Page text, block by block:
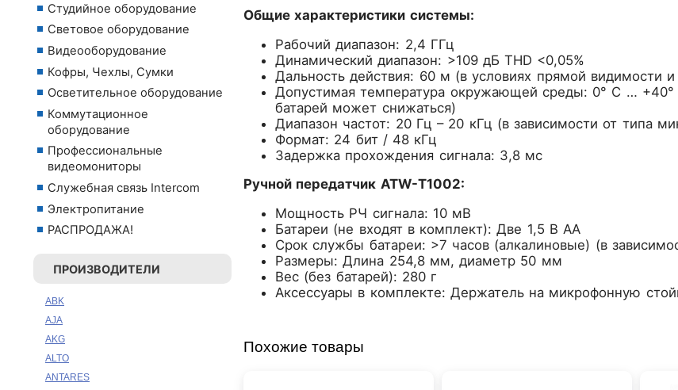
Студийное оборудование
Световое оборудование
Видеооборудование
Кофры, Чехлы, Сумки
Осветительное оборудование
Коммутационное
оборудование
Профессиональные
видеомониторы
Служебная связь Intercom
Электропитание
РАСПРОДАЖА!
ПРОИЗВОДИТЕЛИ
ABK
AJA
AKG
ALTO
ANTARES
Общие характеристики системы:
Рабочий диапазон: 2,4 ГГц
Динамический диапазон: >109 дБ THD <0,05%
Дальность действия: 60 м (в условиях прямой видимости и
Допустимая температура окружающей среды: 0° C … +40°
батарей может снижаться)
Диапазон частот: 20 Гц – 20 кГц (в зависимости от типа
Формат: 24 бит / 48 кГц
Задержка прохождения сигнала: 3,8 мс
Ручной передатчик ATW-T1002:
Мощность РЧ сигнала: 10 мВ
Батареи (не входят в комплект): Две 1,5 В AA
Срок службы батареи: >7 часов (алкалиновые) (в
Размеры: Длина 254,8 мм, диаметр 50 мм
Вес (без батарей): 280 г
Аксессуары в комплекте: Держатель на микрофонную
Похожие товары